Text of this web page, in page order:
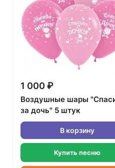
1 000 ₽
Воздушные шары
за дочь" 5 штук
В корзину
Купить песню